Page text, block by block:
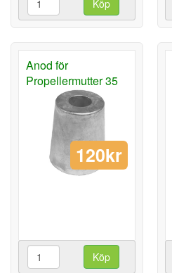
Köp
Anod för
Propellermutter 35
120kr
Köp